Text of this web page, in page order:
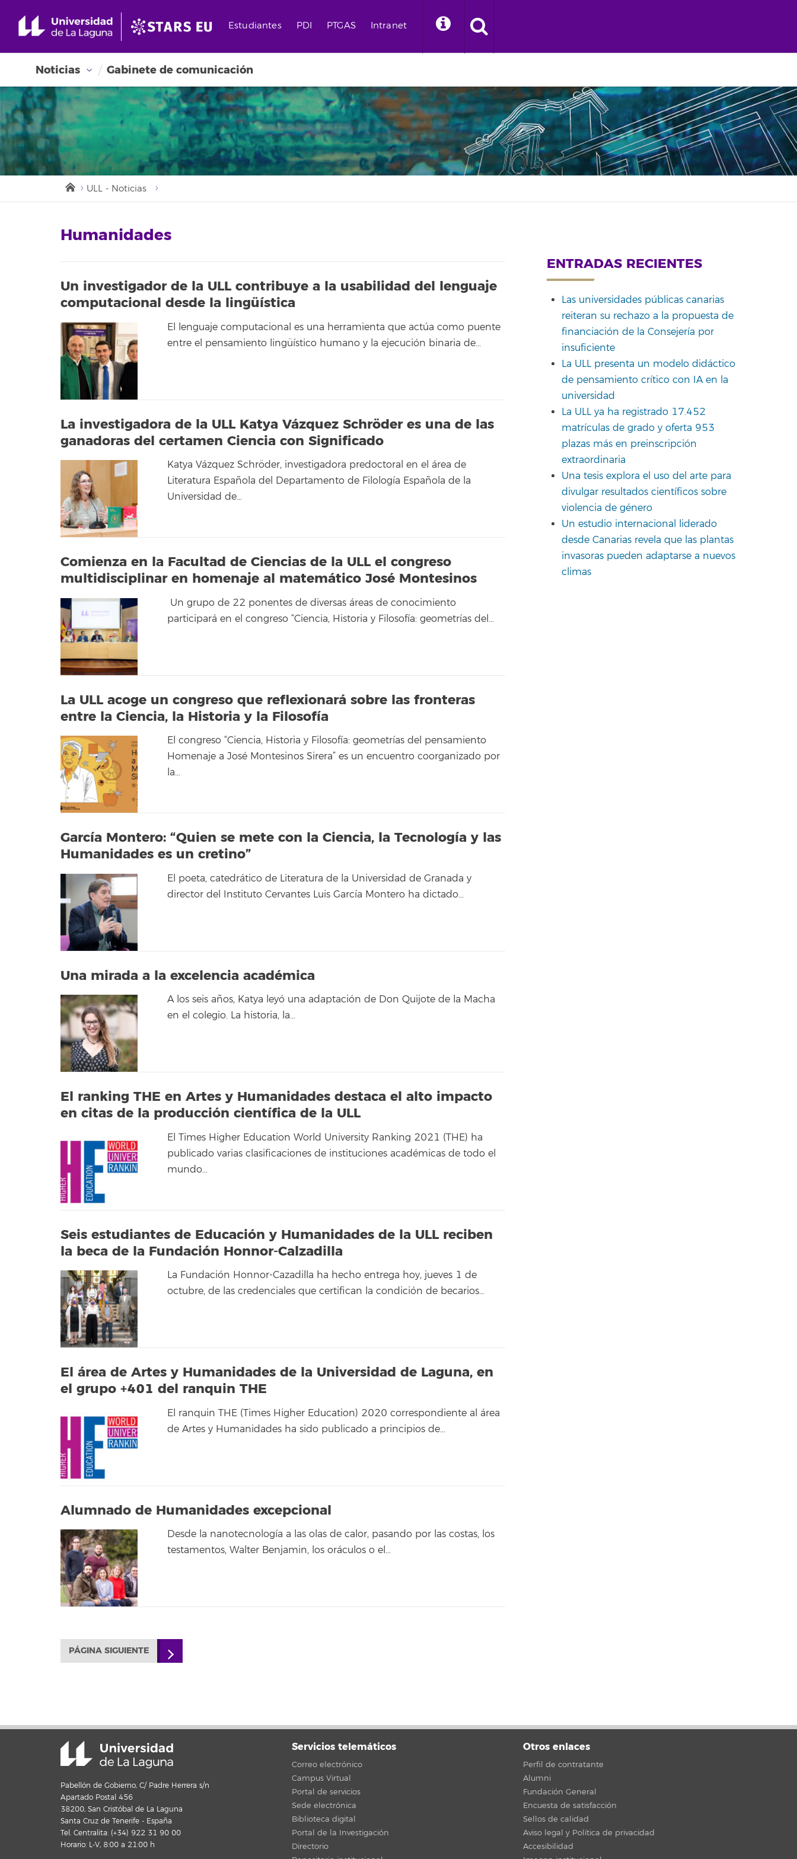
Estudiantes PDI PTGAS Intranet
Noticias Gabinete de comunicación
ULL - Noticias
Humanidades
Un investigador de la ULL contribuye a la usabilidad del lenguaje
computacional desde la lingüística
El lenguaje computacional es una herramienta que actúa como puente
entre el pensamiento lingüístico humano y la ejecución binaria de…
La investigadora de la ULL Katya Vázquez Schröder es una de las
ganadoras del certamen Ciencia con Significado
Katya Vázquez Schröder, investigadora predoctoral en el área de
Literatura Española del Departamento de Filología Española de la
Universidad de…
Comienza en la Facultad de Ciencias de la ULL el congreso
multidisciplinar en homenaje al matemático José Montesinos
Un grupo de 22 ponentes de diversas áreas de conocimiento
participará en el congreso “Ciencia, Historia y Filosofía: geometrías del…
La ULL acoge un congreso que reflexionará sobre las fronteras
entre la Ciencia, la Historia y la Filosofía
El congreso “Ciencia, Historia y Filosofía: geometrías del pensamiento
Homenaje a José Montesinos Sirera” es un encuentro coorganizado por
la…
García Montero: “Quien se mete con la Ciencia, la Tecnología y las
Humanidades es un cretino”
El poeta, catedrático de Literatura de la Universidad de Granada y
director del Instituto Cervantes Luis García Montero ha dictado…
Una mirada a la excelencia académica
A los seis años, Katya leyó una adaptación de Don Quijote de la Macha
en el colegio. La historia, la…
El ranking THE en Artes y Humanidades destaca el alto impacto
en citas de la producción científica de la ULL
El Times Higher Education World University Ranking 2021 (THE) ha
publicado varias clasificaciones de instituciones académicas de todo el
mundo…
Seis estudiantes de Educación y Humanidades de la ULL reciben
la beca de la Fundación Honnor-Calzadilla
La Fundación Honnor-Cazadilla ha hecho entrega hoy, jueves 1 de
octubre, de las credenciales que certifican la condición de becarios…
El área de Artes y Humanidades de la Universidad de Laguna, en
el grupo +401 del ranquin THE
El ranquin THE (Times Higher Education) 2020 correspondiente al área
de Artes y Humanidades ha sido publicado a principios de…
Alumnado de Humanidades excepcional
Desde la nanotecnología a las olas de calor, pasando por las costas, los
testamentos, Walter Benjamin, los oráculos o el…
PÁGINA SIGUIENTE
ENTRADAS RECIENTES
Las universidades públicas canarias
reiteran su rechazo a la propuesta de
financiación de la Consejería por
insuficiente
La ULL presenta un modelo didáctico
de pensamiento crítico con IA en la
universidad
La ULL ya ha registrado 17.452
matrículas de grado y oferta 953
plazas más en preinscripción
extraordinaria
Una tesis explora el uso del arte para
divulgar resultados científicos sobre
violencia de género
Un estudio internacional liderado
desde Canarias revela que las plantas
invasoras pueden adaptarse a nuevos
climas
Pabellón de Gobierno, C/ Padre Herrera s/n
Apartado Postal 456
38200, San Cristóbal de La Laguna
Santa Cruz de Tenerife - España
Tel. Centralita: (+34) 922 31 90 00
Horario: L-V, 8:00 a 21:00 h
Servicios telemáticos
Correo electrónico
Campus Virtual
Portal de servicios
Sede electrónica
Biblioteca digital
Portal de la Investigación
Directorio
Otros enlaces
Perfil de contratante
Alumni
Fundación General
Encuesta de satisfacción
Sellos de calidad
Aviso legal y Política de privacidad
Accesibilidad